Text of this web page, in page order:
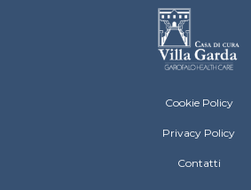
Villa Garda Footer menu
Cookie Policy
Privacy Policy
Contatti